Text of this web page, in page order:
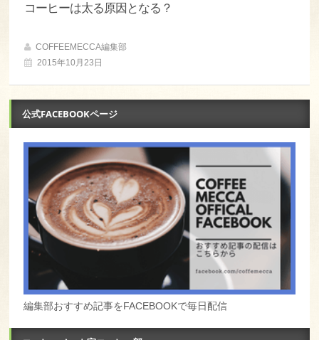
コーヒーは太る原因となる？
COFFEEMECCA編集部
2015年10月23日
公式FACEBOOKページ
編集部おすすめ記事をFACEBOOKで毎日配信